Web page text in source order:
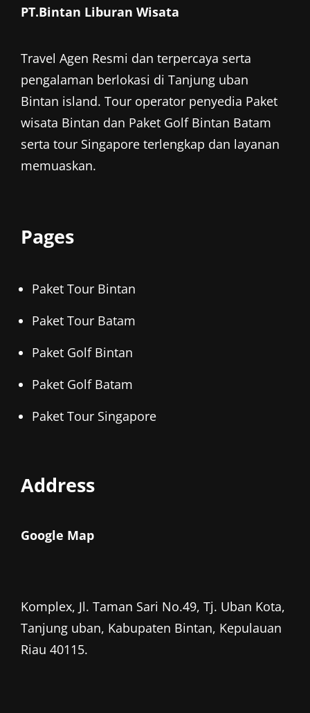
LUMPUR
5D4N
PT.Bintan Liburan Wisata
Travel Agen Resmi dan terpercaya serta
pengalaman berlokasi di Tanjung uban
Bintan island. Tour operator penyedia Paket
wisata Bintan dan Paket Golf Bintan Batam
serta tour Singapore terlengkap dan layanan
memuaskan.
Pages
Paket Tour Bintan
Paket Tour Batam
Paket Golf Bintan
Paket Golf Batam
Paket Tour Singapore
Address
Google Map
Komplex, Jl. Taman Sari No.49, Tj. Uban Kota,
Tanjung uban, Kabupaten Bintan, Kepulauan
Riau 40115.